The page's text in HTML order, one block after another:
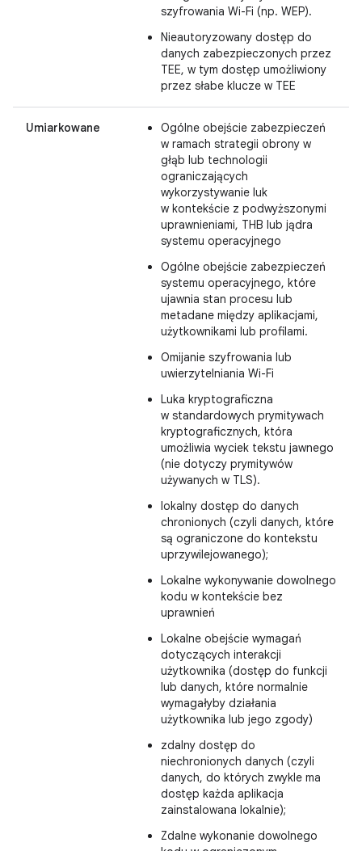
szyfrowania Wi-Fi (np. WEP).
Nieautoryzowany dostęp do
danych zabezpieczonych przez
TEE, w tym dostęp umożliwiony
przez słabe klucze w TEE
Umiarkowane
Ogólne obejście zabezpieczeń
w ramach strategii obrony w
głąb lub technologii
ograniczających
wykorzystywanie luk
w kontekście z podwyższonymi
uprawnieniami, THB lub jądra
systemu operacyjnego
Ogólne obejście zabezpieczeń
systemu operacyjnego, które
ujawnia stan procesu lub
metadane między aplikacjami,
użytkownikami lub profilami.
Omijanie szyfrowania lub
uwierzytelniania Wi-Fi
Luka kryptograficzna
w standardowych prymitywach
kryptograficznych, która
umożliwia wyciek tekstu jawnego
(nie dotyczy prymitywów
używanych w TLS).
lokalny dostęp do danych
chronionych (czyli danych, które
są ograniczone do kontekstu
uprzywilejowanego);
Lokalne wykonywanie dowolnego
kodu w kontekście bez
uprawnień
Lokalne obejście wymagań
dotyczących interakcji
użytkownika (dostęp do funkcji
lub danych, które normalnie
wymagałyby działania
użytkownika lub jego zgody)
zdalny dostęp do
niechronionych danych (czyli
danych, do których zwykle ma
dostęp każda aplikacja
zainstalowana lokalnie);
Zdalne wykonanie dowolnego